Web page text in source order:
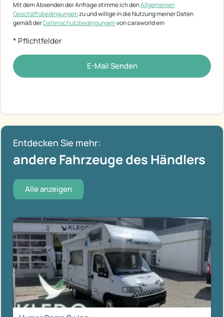
Mit dem Absenden der Anfrage stimme ich denAllgemeinen
Geschäftsbedingungenzu und willige in die Nutzung meiner Daten
gemäß derDatenschutzbedingungenvon caraworld ein
* Pflichtfelder
E-Mail Senden
Entdecken Sie mehr:
andere Fahrzeuge des Händlers
Alle anzeigen